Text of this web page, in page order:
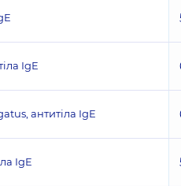
IgE
антитіла IgE
IgE